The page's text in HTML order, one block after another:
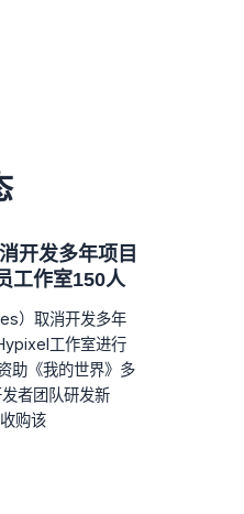
开发多年项目
工作室150人
）取消开发多年
工作室进行
助《我的世界》多
者团队研发新
购该